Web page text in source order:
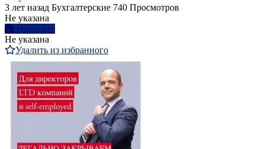
3 лет назад Бухгалтерские 740 Просмотров
Не указана
Написать
Не указана
Удалить из избранного